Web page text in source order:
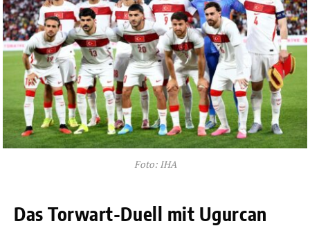
Foto: IHA
Das Torwart-Duell mit Ugurcan